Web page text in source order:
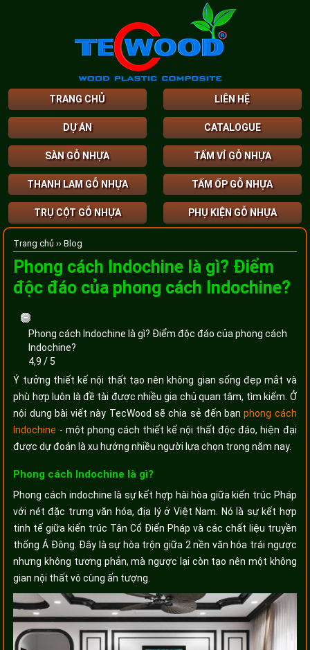
TRANG CHỦ LIÊN HỆ
DỰ ÁN CATALOGUE
SÀN GỖ NHỰA TẤM VỈ GỖ NHỰA
THANH LAM GỖ NHỰA TẤM ỐP GỖ NHỰA
TRỤ CỘT GỖ NHỰA PHỤ KIỆN GỖ NHỰA
Trang chủ ›› Blog
Phong cách Indochine là gì? Điểm
độc đáo của phong cách Indochine?
Phong cách Indochine là gì? Điểm độc đáo của phong cách
Indochine?
4,9 / 5
Ý tưởng thiết kế nội thất tạo nên không gian sống đẹp mắt và
phù hợp luôn là đề tài được nhiều gia chủ quan tâm, tìm kiếm. Ở
nội dung bài viết này TecWood sẽ chia sẻ đến bạnphong cách
Indochine - một phong cách thiết kế nội thất độc đáo, hiện đại
được dự đoán là xu hướng nhiều người lựa chọn trong năm nay.
Phong cách Indochine là gì?
Phong cách indochine là sự kết hợp hài hòa giữa kiến trúc Pháp
với nét đặc trưng văn hóa, địa lý ở Việt Nam. Nó là sự kết hợp
tinh tế giữa kiến trúc Tân Cổ Điển Pháp và các chất liệu truyền
thống Á Đông. Đây là sự hòa trộn giữa 2 nền văn hóa trái ngược
nhưng không tương phản, mà ngược lại còn tạo nên một không
gian nội thất vô cùng ấn tượng.